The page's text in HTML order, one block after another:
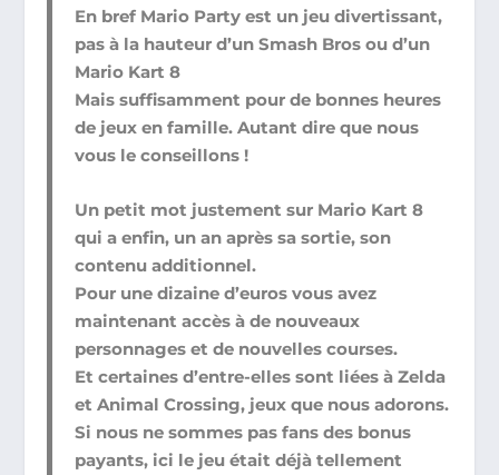
En bref Mario Party est un jeu divertissant,
pas à la hauteur d’un Smash Bros ou d’un
Mario Kart 8
Mais suffisamment pour de bonnes heures
de jeux en famille. Autant dire que nous
vous le conseillons !
Un petit mot justement sur Mario Kart 8
qui a enfin, un an après sa sortie, son
contenu additionnel.
Pour une dizaine d’euros vous avez
maintenant accès à de nouveaux
personnages et de nouvelles courses.
Et certaines d’entre-elles sont liées à Zelda
et Animal Crossing, jeux que nous adorons.
Si nous ne sommes pas fans des bonus
payants, ici le jeu était déjà tellement